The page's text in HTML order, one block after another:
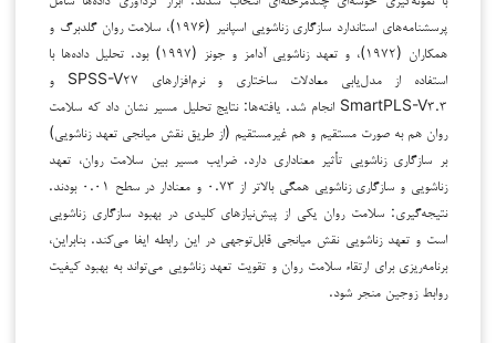
پرسشنامه‌های استاندارد سازگاری زناشویی اسپانیر (۱۹۷۶)، سلامت روان گلدبرگ و
همکاران (۱۹۷۲)، و تعهد زناشویی آدامز و جونز (۱۹۹۷) بود. تحلیل داده‌ها با
استفاده از مدل‌یابی معادلات ساختاری و نرم‌افزارهای SPSS-V۲۷ و
SmartPLS-V۳.۳ انجام شد. یافته‌ها: نتایج تحلیل مسیر نشان داد که سلامت
روان هم به صورت مستقیم و هم غیرمستقیم (از طریق نقش میانجی تعهد زناشویی)
بر سازگاری زناشویی تأثیر معناداری دارد. ضرایب مسیر بین سلامت روان، تعهد
زناشویی و سازگاری زناشویی همگی بالاتر از ۰.۷۳ و معنادار در سطح ۰.۰۱ بودند.
نتیجه‌گیری: سلامت روان یکی از پیش‌نیازهای کلیدی در بهبود سازگاری زناشویی
است و تعهد زناشویی نقش میانجی قابل‌توجهی در این رابطه ایفا می‌کند. بنابراین،
برنامه‌ریزی برای ارتقاء سلامت روان و تقویت تعهد زناشویی می‌تواند به بهبود کیفیت
روابط زوجین منجر شود.